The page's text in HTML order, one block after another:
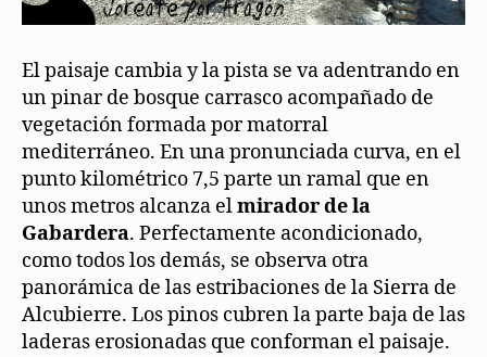
El paisaje cambia y la pista se va adentrando en
un pinar de bosque carrasco acompañado de
vegetación formada por matorral
mediterráneo. En una pronunciada curva, en el
punto kilométrico 7,5 parte un ramal que en
unos metros alcanza elmirador de la
Gabardera. Perfectamente acondicionado,
como todos los demás, se observa otra
panorámica de las estribaciones de la Sierra de
Alcubierre. Los pinos cubren la parte baja de las
laderas erosionadas que conforman el paisaje.